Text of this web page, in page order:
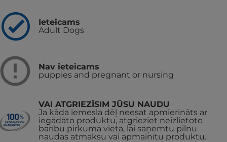
Ieteicams
Adult Dogs
Nav ieteicams
puppies and pregnant or nursing
VAI ATGRIEZĪSIM JŪSU NAUDU
Ja kāda iemesla dēļ neesat apmierināts ar
iegādāto produktu, atgrieziet neizlietoto
barību pirkuma vietā, lai saņemtu pilnu
naudas atmaksu vai apmainītu produktu.